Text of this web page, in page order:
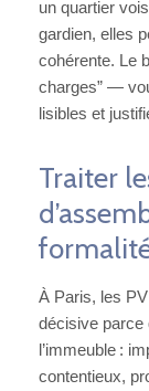
un quartier
gardien, elles
cohérente. Le
charges” —
lisibles et
Traiter
À Paris, les
décisive parce
l’immeuble :
contentieux,